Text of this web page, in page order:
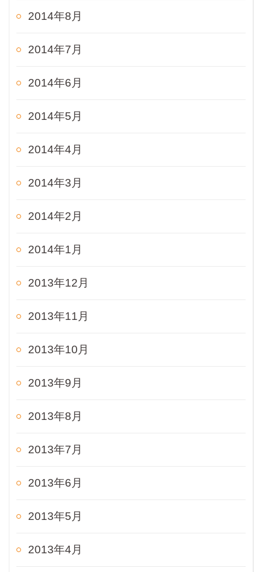
2014年8月
2014年7月
2014年6月
2014年5月
2014年4月
2014年3月
2014年2月
2014年1月
2013年12月
2013年11月
2013年10月
2013年9月
2013年8月
2013年7月
2013年6月
2013年5月
2013年4月